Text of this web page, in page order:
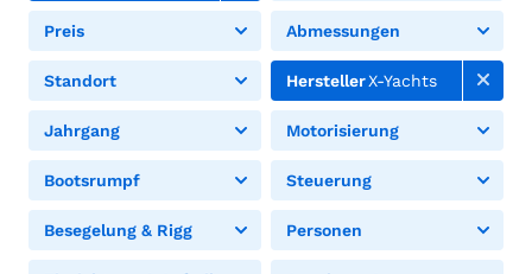
Preis Abmessungen
Standort HerstellerX-Yachts
Jahrgang Motorisierung
Bootsrumpf Steuerung
Besegelung & Rigg Personen